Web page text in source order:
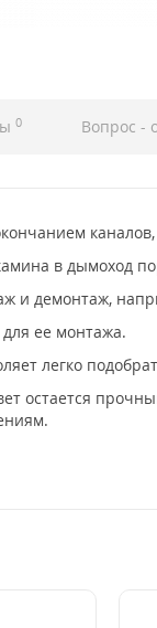
0 Вопрос -
в дымоход
и демонтаж,
ее монтажа.
легко
остается